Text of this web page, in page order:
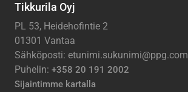
Tikkurila Oyj
PL 53, Heidehofintie 2
01301 Vantaa
Sähköposti: etunimi.sukunimi@ppg.com
Puhelin: +358 20 191 2002
Sijaintimme kartalla